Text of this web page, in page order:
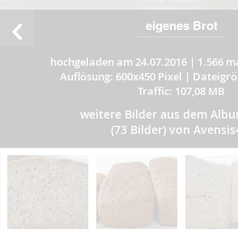
eigenes Brot
hochgeladen am 24.07.2016| 1.566
Auflösung: 600x450 Pixel |
Traffic: 107,08 MB
weitere Bilder aus dem
(73 Bilder) von